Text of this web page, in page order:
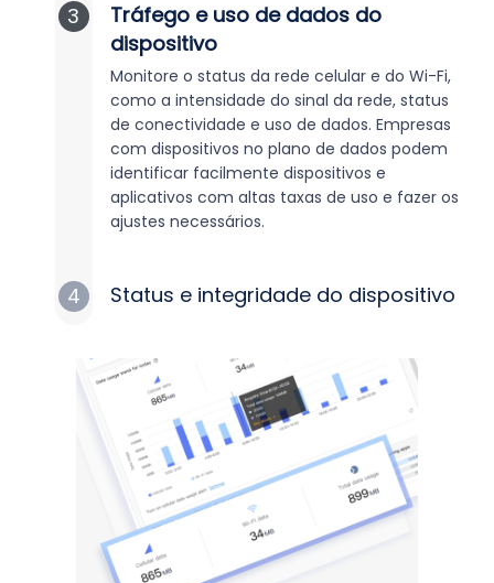
3
Tráfego e uso de dados do
dispositivo
Monitore o status da rede celular e do Wi-Fi,
como a intensidade do sinal da rede, status
de conectividade e uso de dados. Empresas
com dispositivos no plano de dados podem
identificar facilmente dispositivos e
aplicativos com altas taxas de uso e fazer os
ajustes necessários.
4 Status e integridade do dispositivo